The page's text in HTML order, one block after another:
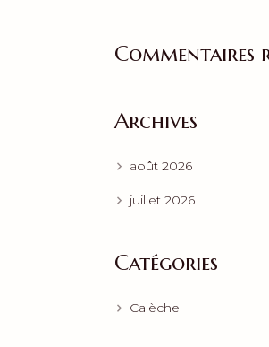
Commentaires
Archives
août 2026
juillet 2026
Catégories
Calèche